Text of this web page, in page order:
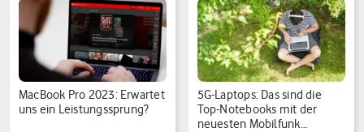
MacBook Pro 2023: Erwartet
uns ein Leistungssprung?
5G-Laptops: Das sind die
Top-Notebooks mit der
neuesten Mobilfunk…